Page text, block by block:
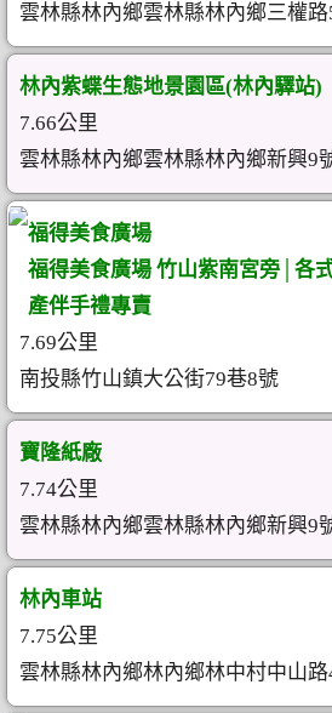
雲林縣林內鄉雲林縣林內鄉三權路
林內紫蝶生態地景園區(林內驛站)
7.66公里
雲林縣林內鄉雲林縣林內鄉新興9
福得美食廣場
福得美食廣場 竹山紫南宮旁│各
產伴手禮專賣
7.69公里
南投縣竹山鎮大公街79巷8號
寶隆紙廠
7.74公里
雲林縣林內鄉雲林縣林內鄉新興9
林內車站
7.75公里
雲林縣林內鄉林內鄉林中村中山路